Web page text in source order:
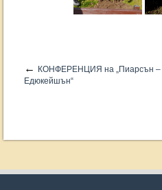
←
КОНФЕРЕНЦИЯ на „Пиарсън –
Едюкейшън“